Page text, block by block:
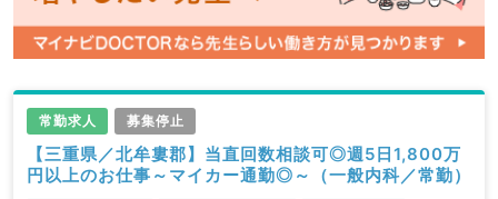
常勤求人 募集停止
【三重県／北牟婁郡】当直回数相談可◎週5日1,800万
円以上のお仕事～マイカー通勤◎～（一般内科／常勤）